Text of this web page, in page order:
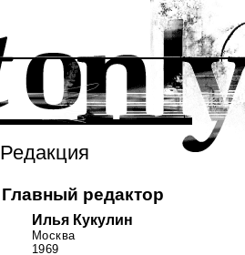
Редакция
Главный редактор
Илья Кукулин
Москва
1969